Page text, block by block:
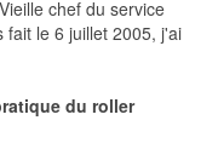
chef du service
fait le 6 juillet 2005, j'ai
du roller